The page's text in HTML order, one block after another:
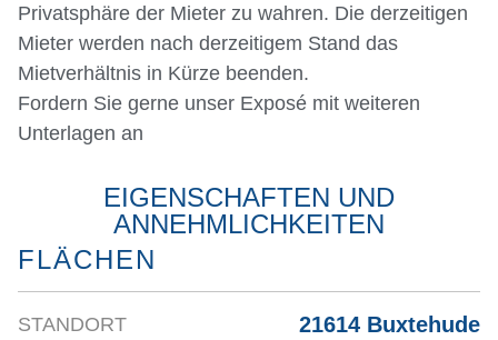
Privatsphäre der Mieter zu wahren. Die derzeitigen
Mieter werden nach derzeitigem Stand das
Mietverhältnis in Kürze beenden.
Fordern Sie gerne unser Exposé mit weiteren
Unterlagen an
EIGENSCHAFTEN UND
ANNEHMLICHKEITEN
FLÄCHEN
STANDORT 21614 Buxtehude